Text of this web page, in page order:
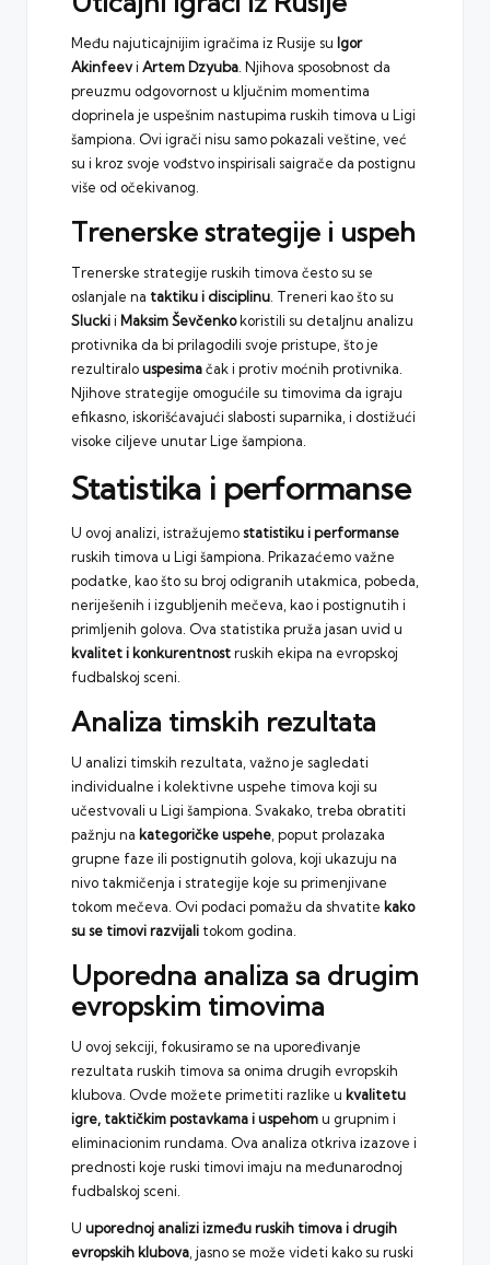
Među najuticajnijim igračima iz Rusije su Igor
Akinfeevi Artem Dzyuba . Njihova sposobnost da
preuzmu odgovornost u ključnim momentima
doprinela je uspešnim nastupima ruskih timova u Ligi
šampiona. Ovi igrači nisu samo pokazali veštine, već
su i kroz svoje vođstvo inspirisali saigrače da postignu
više od očekivanog.
Trenerske strategije i uspeh
Trenerske strategije ruskih timova često su se
oslanjale na taktiku i disciplinu . Treneri kao što su
Sluckii Maksim Ševčenkokoristili su detaljnu analizu
protivnika da bi prilagodili svoje pristupe, što je
rezultiralouspesimačak i protiv moćnih protivnika.
Njihove strategije omogućile su timovima da igraju
efikasno, iskorišćavajući slabosti suparnika, i dostižući
visoke ciljeve unutar Lige šampiona.
Statistika i performanse
U ovoj analizi, istražujemostatistiku i performanse
ruskih timova u Ligi šampiona. Prikazaćemo važne
podatke, kao što su broj odigranih utakmica, pobeda,
neriješenih i izgubljenih mečeva, kao i postignutih i
primljenih golova. Ova statistika pruža jasan uvid u
kvalitet i konkurentnostruskih ekipa na evropskoj
fudbalskoj sceni.
Analiza timskih rezultata
U analizi timskih rezultata, važno je sagledati
individualne i kolektivne uspehe timova koji su
učestvovali u Ligi šampiona. Svakako, treba obratiti
pažnju na kategoričke uspehe , poput prolazaka
grupne faze ili postignutih golova, koji ukazuju na
nivo takmičenja i strategije koje su primenjivane
tokom mečeva. Ovi podaci pomažu da shvatite kako
su se timovi razvijali tokom godina.
Uporedna analiza sa drugim
evropskim timovima
U ovoj sekciji, fokusiramo se na upoređivanje
rezultata ruskih timova sa onima drugih evropskih
klubova. Ovde možete primetiti razlike u kvalitetu
igre, taktičkim postavkama i uspehomu grupnim i
eliminacionim rundama. Ova analiza otkriva izazove i
prednosti koje ruski timovi imaju na međunarodnoj
fudbalskoj sceni.
U uporednoj analizi između ruskih timova i drugih
evropskih klubova , jasno se može videti kako su ruski